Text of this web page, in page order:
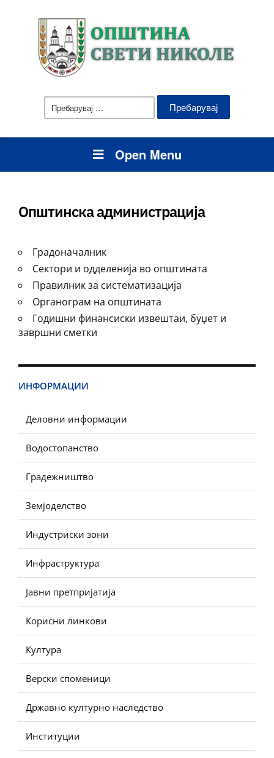
Пребарувај
за:
Open Menu
Општинска администрација
Градоначалник
Сектори и одделенија во општината
Правилник за систематизација
Органограм на општината
Годишни финансиски извештаи, буџет и
завршни сметки
ИНФОРМАЦИИ
Деловни информации
Водостопанство
Градежништво
Земјоделство
Индустриски зони
Инфраструктура
Јавни претпријатија
Корисни линкови
Култура
Верски споменици
Државно културно наследство
Институции